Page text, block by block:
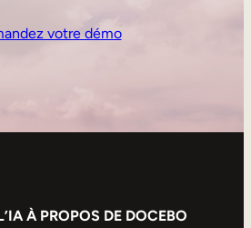
votre démo
À PROPOS DE DOCEBO